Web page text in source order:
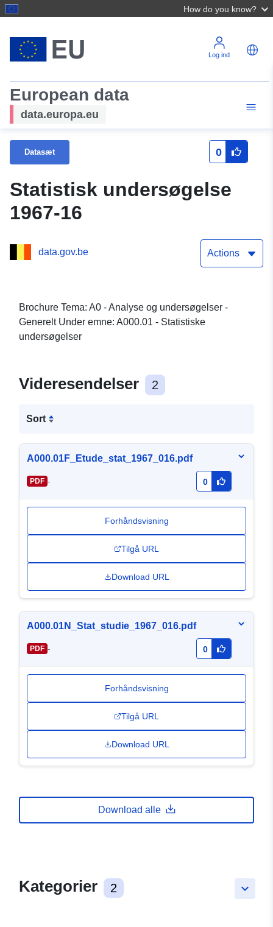
How do you know?
Log ind
European data
data.europa.eu
Datasæt 0
Statistisk undersøgelse
1967-16
data.gov.be Actions
Brochure Tema: A0 - Analyse og undersøgelser -
Generelt Under emne: A000.01 - Statistiske
undersøgelser
Videresendelser 2
Sort
A000.01F_Etude_stat_1967_016.pdf
PDF - 0
Forhåndsvisning
Tilgå URL
Download URL
A000.01N_Stat_studie_1967_016.pdf
PDF - 0
Forhåndsvisning
Tilgå URL
Download URL
Download alle
keyboard_arrow_down
Kategorier 2